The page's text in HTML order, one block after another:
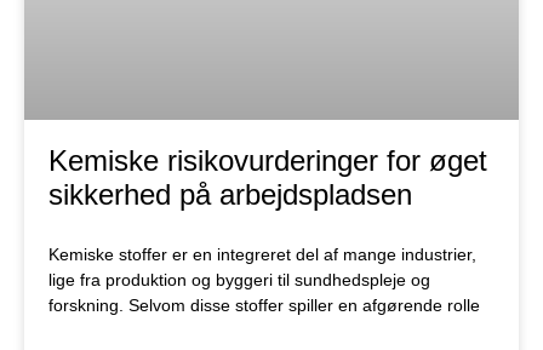
Kemiske risikovurderinger for øget
sikkerhed på arbejdspladsen
Kemiske stoffer er en integreret del af mange industrier,
lige fra produktion og byggeri til sundhedspleje og
forskning. Selvom disse stoffer spiller en afgørende rolle